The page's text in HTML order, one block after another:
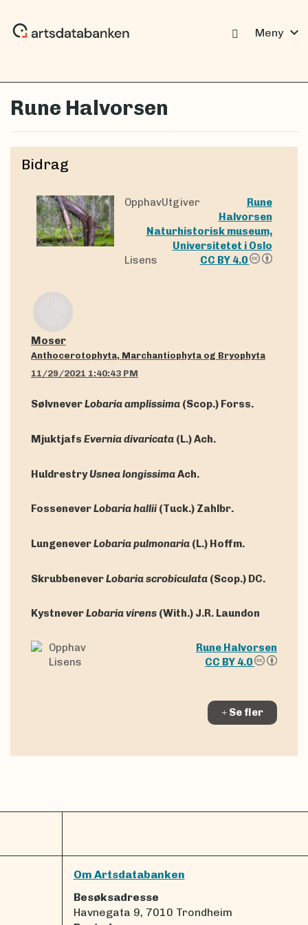
Meny expand_more
Rune Halvorsen
Bidrag
OpphavUtgiver
Rune
Halvorsen
Naturhistorisk museum,
Universitetet i Oslo
Lisens
CC BY 4.0
Moser
Anthocerotophyta, Marchantiophyta og Bryophyta
11/29/2021 1:40:43 PM
SølvneverLobaria amplissima (Scop.) Forss.
Mjuktjafs Evernia divaricata (L.) Ach.
HuldrestryUsnea longissimaAch.
FosseneverLobaria hallii (Tuck.) Zahlbr.
LungeneverLobaria pulmonaria (L.) Hoffm.
SkrubbeneverLobaria scrobiculata (Scop.) DC.
KystneverLobaria virens (With.) J.R. Laundon
Opphav
Rune Halvorsen
Lisens
CC BY 4.0
Se fler
Om Artsdatabanken
Besøksadresse
Havnegata 9, 7010 Trondheim